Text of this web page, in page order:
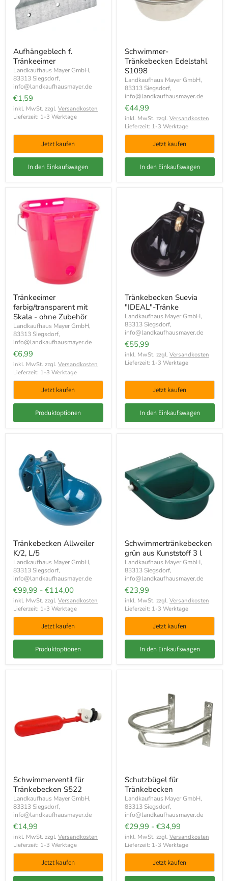
Aufhängeblech f.
Tränkeeimer
Landkaufhaus Mayer GmbH,
83313 Siegsdorf,
info@landkaufhausmayer.de
€1,59
inkl. MwSt. zzgl. Versandkosten
Lieferzeit: 1-3 Werktage
Jetzt kaufen
In den Einkaufswagen
Schwimmer-
Tränkebecken Edelstahl
S1098
Landkaufhaus Mayer GmbH,
83313 Siegsdorf,
info@landkaufhausmayer.de
€44,99
inkl. MwSt. zzgl. Versandkosten
Lieferzeit: 1-3 Werktage
Jetzt kaufen
In den Einkaufswagen
Tränkeeimer
farbig/transparent mit
Skala - ohne Zubehör
Landkaufhaus Mayer GmbH,
83313 Siegsdorf,
info@landkaufhausmayer.de
€6,99
inkl. MwSt. zzgl. Versandkosten
Lieferzeit: 1-3 Werktage
Jetzt kaufen
Produktoptionen
Tränkebecken Suevia
"IDEAL"-Tränke
Landkaufhaus Mayer GmbH,
83313 Siegsdorf,
info@landkaufhausmayer.de
€55,99
inkl. MwSt. zzgl. Versandkosten
Lieferzeit: 1-3 Werktage
Jetzt kaufen
In den Einkaufswagen
Tränkebecken Allweiler
K/2, L/5
Landkaufhaus Mayer GmbH,
83313 Siegsdorf,
info@landkaufhausmayer.de
€99,99 - €114,00
inkl. MwSt. zzgl. Versandkosten
Lieferzeit: 1-3 Werktage
Jetzt kaufen
Produktoptionen
Schwimmertränkebecken
grün aus Kunststoff 3 l
Landkaufhaus Mayer GmbH,
83313 Siegsdorf,
info@landkaufhausmayer.de
€23,99
inkl. MwSt. zzgl. Versandkosten
Lieferzeit: 1-3 Werktage
Jetzt kaufen
In den Einkaufswagen
Schwimmerventil für
Tränkebecken S522
Landkaufhaus Mayer GmbH,
83313 Siegsdorf,
info@landkaufhausmayer.de
€14,99
inkl. MwSt. zzgl. Versandkosten
Lieferzeit: 1-3 Werktage
Jetzt kaufen
Schutzbügel für
Tränkebecken
Landkaufhaus Mayer GmbH,
83313 Siegsdorf,
info@landkaufhausmayer.de
€29,99 - €34,99
inkl. MwSt. zzgl. Versandkosten
Lieferzeit: 1-3 Werktage
Jetzt kaufen